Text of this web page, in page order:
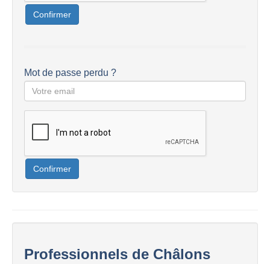
Confirmer
Mot de passe perdu ?
Confirmer
Professionnels de Châlons